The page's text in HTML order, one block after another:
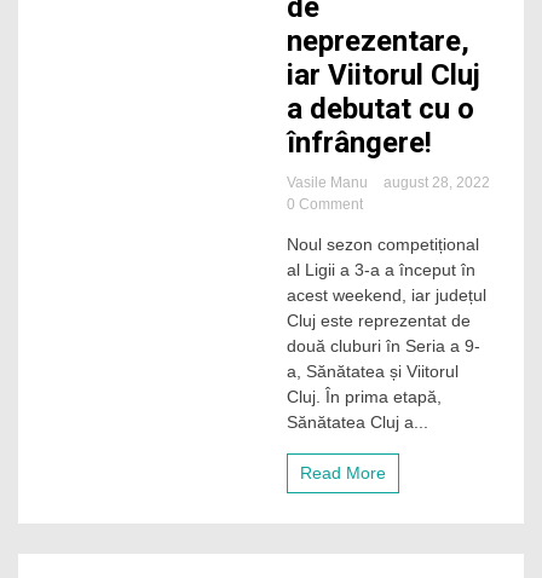
de
neprezentare,
iar Viitorul Cluj
a debutat cu o
înfrângere!
Vasile Manu
august 28, 2022
0 Commenton
început
Liga
a
Sănătatea,
victorie
la
scor
Noul sezon competițional
al Ligii a 3-a a început în
acest weekend, iar județul
Cluj este reprezentat de
două cluburi în Seria a 9-
a, Sănătatea și Viitorul
Cluj. În prima etapă,
Sănătatea Cluj a...
Read More